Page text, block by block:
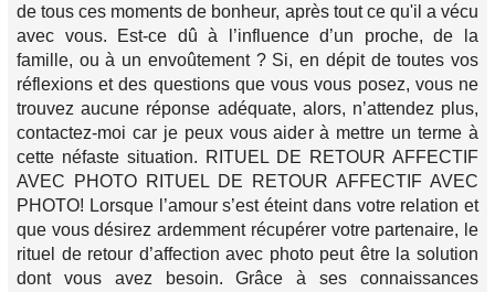
de tous ces moments de bonheur, après tout ce qu'il a vécu
avec vous. Est-ce dû à l’influence d’un proche, de la
famille, ou à un envoûtement ? Si, en dépit de toutes vos
réflexions et des questions que vous vous posez, vous ne
trouvez aucune réponse adéquate, alors, n’attendez plus,
contactez-moi car je peux vous aider à mettre un terme à
cette néfaste situation. RITUEL DE RETOUR AFFECTIF
AVEC PHOTO RITUEL DE RETOUR AFFECTIF AVEC
PHOTO! Lorsque l’amour s’est éteint dans votre relation et
que vous désirez ardemment récupérer votre partenaire, le
rituel de retour d’affection avec photo peut être la solution
dont vous avez besoin. Grâce à ses connaissances